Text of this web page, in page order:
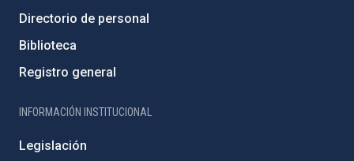
Directorio de personal
Biblioteca
Registro general
INFORMACIÓN INSTITUCIONAL
Legislación